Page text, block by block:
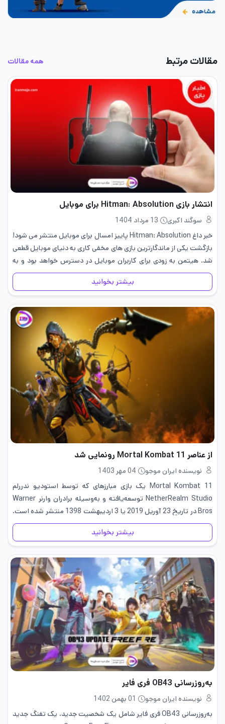
مقالات مرتبط همه مقالات
انتشار بازی Hitman: Absolution برای موبایل
سوگند اکبری
13 مرداد 1404
خبر داغ Hitman: Absolution پاییز امسال برای موبایل منتشر می شود!
بازگشت یکی از ماندگارترین بازی های مخفی کاری به دنیای موبایل قطعی
شد. هیتمن به زودی برای کاربران موبایل در دسترس خواهد بود و به
بازی های موبایل اضافه…
بیشتر بخوانید
از عناصر Mortal Kombat 11 رونمایی شد
نویسنده ایران موجو
04 مهر 1403
11 Mortal Kombat یک بازی مبارزه­ای که توسط استودیو ندررلم
NetherRealm Studio توسعه‌یافته و به‌وسیله برادران وارنر Warner
Bros در تاریخ 23 آوریل 2019 یا 3 اردیبهشت 1398 منتشر شده است.
این مجموعه از سال 1992 اولین نسخه از این…
بیشتر بخوانید
به‌روزرسانی OB43 فری فایر
نویسنده ایران موجو
01 بهمن 1402
به‌روزرسانی OB43 فری فایر شامل یک شخصیت جدید، یک تفنگ جدید